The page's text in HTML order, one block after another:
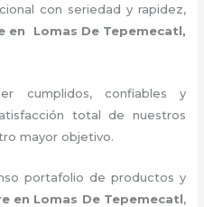
con seriedad y rapidez,
en Lomas De Tepemecatl,
cumplidos, confiables y
total de nuestros
mayor objetivo.
portafolio de productos y
en Lomas De Tepemecatl,